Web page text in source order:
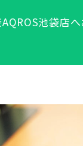
池袋店